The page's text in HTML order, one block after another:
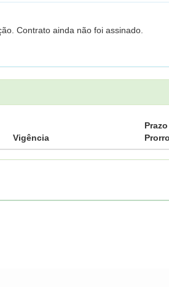
Contrato ainda não foi assinado.
Vigência